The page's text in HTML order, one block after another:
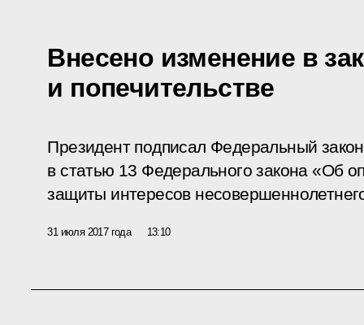
Внесено изменение в
и попечительстве
Президент подписал Федеральный
в статью 13 Федерального закона «Об
защиты интересов
31 июля 2017 года 13:10